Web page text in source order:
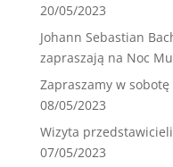
20/05/2023
Johann Sebastian
zapraszają na Noc
Zapraszamy w
08/05/2023
Wizyta przedstawicieli
07/05/2023